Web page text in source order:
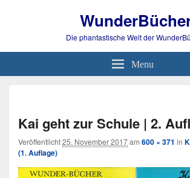
Die phantastische Welt der
Menu
Kai geht zur Schule | 2.
Veröffentlicht25. November 2017am 600 × 371 in
(1. Auflage)